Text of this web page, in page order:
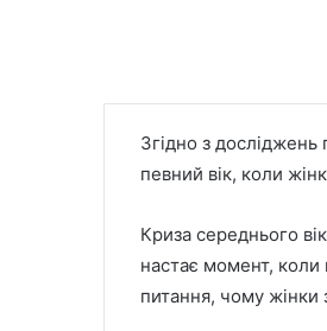
Згідно з
певний вік, коли
Криза середнього
настає момент, коли
питання, чому жінки